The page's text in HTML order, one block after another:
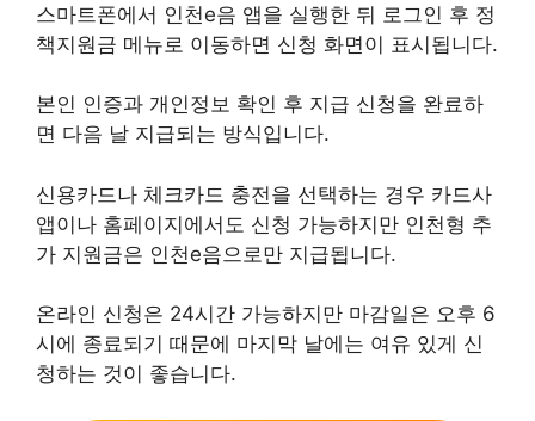
스마트폰에서 인천e음 앱을 실행한 뒤 로그인 후 정
책지원금 메뉴로 이동하면 신청 화면이 표시됩니다.
본인 인증과 개인정보 확인 후 지급 신청을 완료하
면 다음 날 지급되는 방식입니다.
신용카드나 체크카드 충전을 선택하는 경우 카드사
앱이나 홈페이지에서도 신청 가능하지만 인천형 추
가 지원금은 인천e음으로만 지급됩니다.
온라인 신청은 24시간 가능하지만 마감일은 오후 6
시에 종료되기 때문에 마지막 날에는 여유 있게 신
청하는 것이 좋습니다.